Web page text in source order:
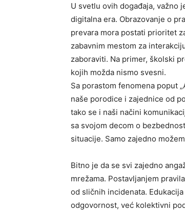
U svetlu ovih događaja, važno
digitalna era. Obrazovanje o
prevara mora postati prioritet
zabavnim mestom za
zaboraviti. Na primer, školski
kojih možda nismo svesni.
Sa porastom fenomena poput
naše porodice i zajednice od
tako se i naši načini
sa svojom decom o
situacije. Samo zajedno
Bitno je da se svi zajedno
mrežama. Postavljanjem
od sličnih incidenata.
odgovornost, već kolektivni